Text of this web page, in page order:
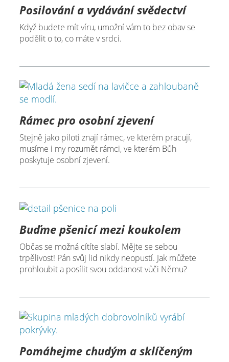
Posilování a vydávání svědectví
Když budete mít víru, umožní vám to bez obav se
podělit o to, co máte v srdci.
Rámec pro osobní zjevení
Stejně jako piloti znají rámec, ve kterém pracují,
musíme i my rozumět rámci, ve kterém Bůh
poskytuje osobní zjevení.
Buďme pšenicí mezi koukolem
Občas se možná cítíte slabí. Mějte se sebou
trpělivost! Pán svůj lid nikdy neopustí. Jak můžete
prohloubit a posílit svou oddanost vůči Němu?
Pomáhejme chudým a sklíčeným